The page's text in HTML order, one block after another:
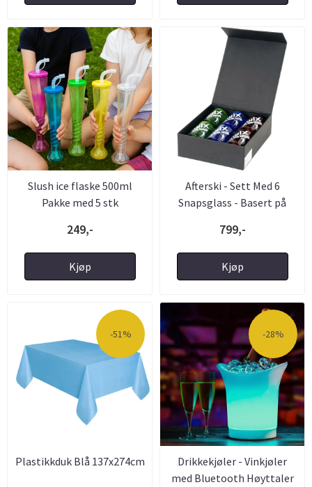
Slush ice flaske 500ml
Pakke med 5 stk
249,-
Kjøp
Afterski - Sett Med 6
Snapsglass - Basert på
799,-
Kjøp
-51%
Plastikkduk Blå 137x274cm
-28%
Drikkekjøler - Vinkjøler
med Bluetooth Høyttaler